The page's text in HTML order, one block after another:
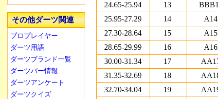
24.65-25.94
13
25.95-27.29
14
A14
27.30-28.64
15
A15
28.65-29.99
16
A16
30.00-31.34
17
31.35-32.69
18
32.70-34.04
19
その他ダーツ関連
プロプレイヤー
ダーツ用語
ダーツブランド一覧
ダーツバー情報
ダーツアンケート
ダーツクイズ